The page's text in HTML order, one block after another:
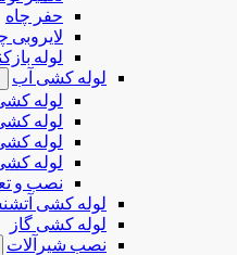
حفر چاه
لایروبی
لوله
لوله کشی آب
لوله
لوله
لوله
لوله
نصب و
لوله کشی
لوله کشی گاز
نصب شیرآلات